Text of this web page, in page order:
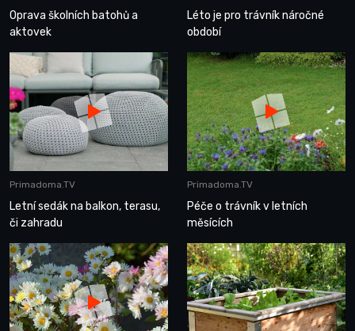
Oprava školních batohů a
aktovek
Léto je pro trávník náročné
období
Primadoma.TV
Letní sedák na balkon, terasu,
či zahradu
Primadoma.TV
Péče o trávník v letních
měsících